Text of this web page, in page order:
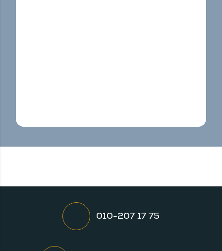
010-207 17 75